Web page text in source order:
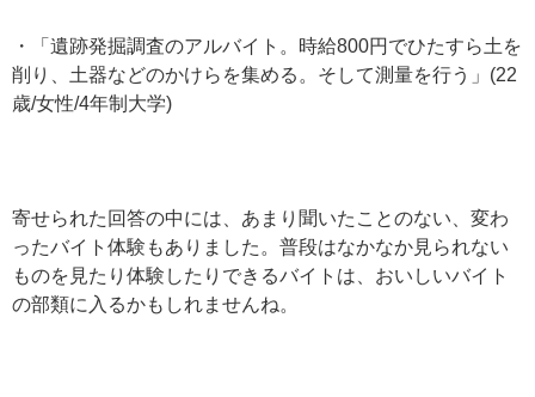
・「遺跡発掘調査のアルバイト。時給800円でひたすら土を
削り、土器などのかけらを集める。そして測量を行う」(22
歳/女性/4年制大学)
寄せられた回答の中には、あまり聞いたことのない、変わ
ったバイト体験もありました。普段はなかなか見られない
ものを見たり体験したりできるバイトは、おいしいバイト
の部類に入るかもしれませんね。